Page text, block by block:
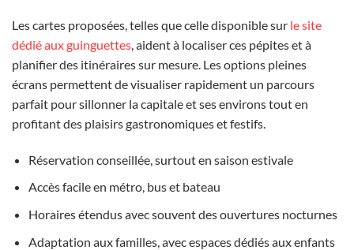
Les cartes proposées, telles que celle disponible sur le site
dédié aux guinguettes, aident à localiser ces pépites et à
planifier des itinéraires sur mesure. Les options pleines
écrans permettent de visualiser rapidement un parcours
parfait pour sillonner la capitale et ses environs tout en
profitant des plaisirs gastronomiques et festifs.
Réservation conseillée, surtout en saison estivale
Accès facile en métro, bus et bateau
Horaires étendus avec souvent des ouvertures nocturnes
Adaptation aux familles, avec espaces dédiés aux enfants